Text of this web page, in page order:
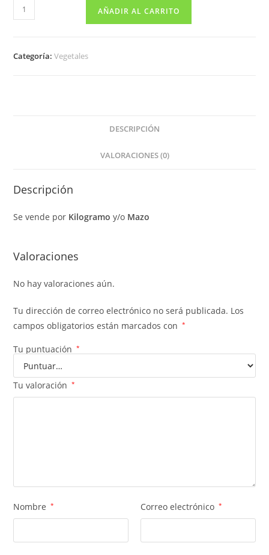
AÑADIR AL CARRITO
Categoría:Vegetales
DESCRIPCIÓN
VALORACIONES (0)
Descripción
Se vende por Kilogramo y/o Mazo
Valoraciones
No hay valoraciones aún.
Tu dirección de correo electrónico no será publicada. Los
campos obligatorios están marcados con
*
Tu puntuación *
Tu valoración *
Nombre * Correo electrónico *